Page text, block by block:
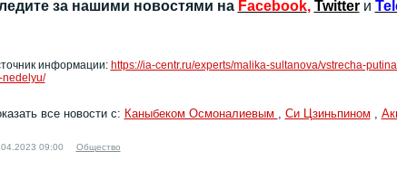
за нашими новостями на Facebook, Twitter и
информации: https://ia-centr.ru/experts/malika-sultanova/vstrecha-
nedelyu/
все новости с: Каныбеком Осмоналиевым , Си Цзиньпином ,
09:00 Общество